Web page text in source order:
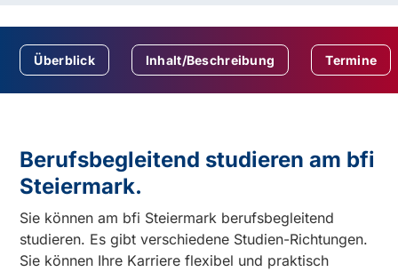
Überblick Inhalt/Beschreibung Termine
Berufsbegleitend studieren am bfi
Steiermark.
Sie können am bfi Steiermark berufsbegleitend
studieren. Es gibt verschiedene Studien-Richtungen.
Sie können Ihre Karriere flexibel und praktisch